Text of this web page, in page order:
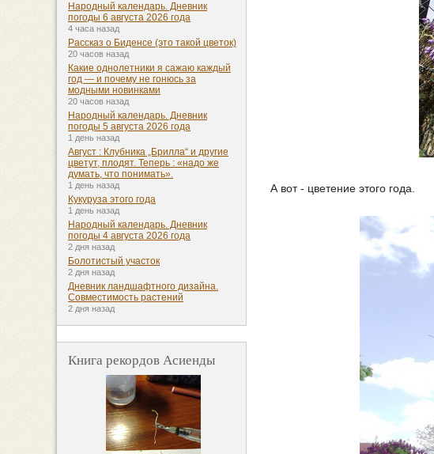
А вот - цветение этого года.
Народный календарь. Дневник
погоды 6 августа 2026 года
4 часа назад
Рассказ о Биденсе (это такой цветок)
20 часов назад
Какие однолетники я сажаю каждый
год — и почему не гонюсь за
модными новинками
20 часов назад
Народный календарь. Дневник
погоды 5 августа 2026 года
1 день назад
Август : Клубника „Брилла“ и другие
цветут, плодят. Теперь : «надо же
думать, что понимать».
1 день назад
Кукуруза этого года
1 день назад
Народный календарь. Дневник
погоды 4 августа 2026 года
2 дня назад
Болотистый участок
2 дня назад
Дневник ландшафтного дизайна.
Совместимость растений
2 дня назад
Книга рекордов Асиенды